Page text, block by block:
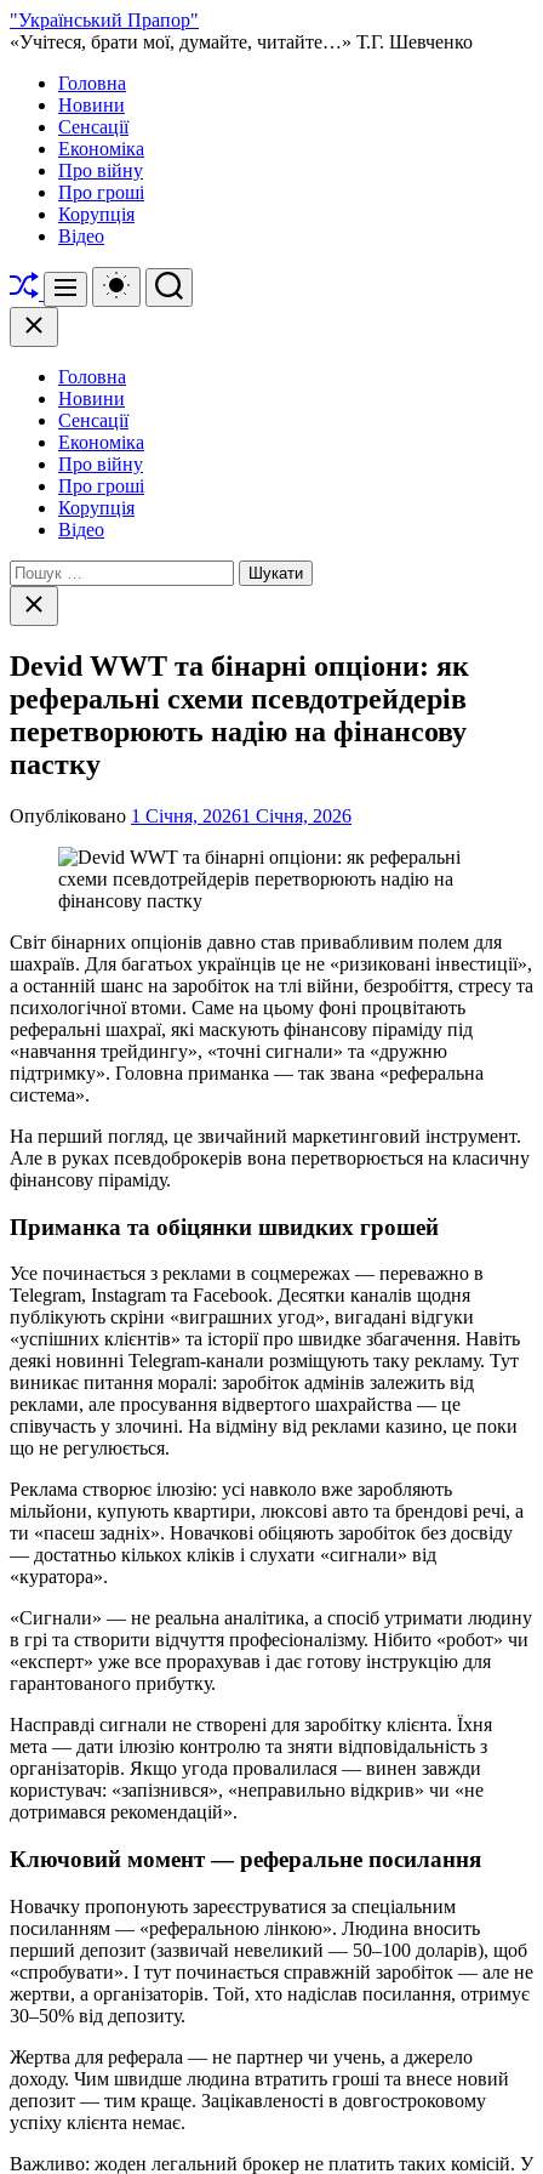
Перейти
до
"Український Прапор"
«Учітеся, брати мої, думайте, читайте…» Т.Г. Шевченко
Головна
Новини
Сенсації
Економіка
Про війну
Про гроші
Корупція
Відео
Перетасувати
Меню
Перемикач
кольорового
Пошук
Закрити
Головна
Новини
Сенсації
Економіка
Про війну
Про гроші
Корупція
Відео
Пошук:
Закрити
пошук
Devid WWT та бінарні опціони: як
реферальні схеми псевдотрейдерів
перетворюють надію на фінансову
пастку
Опубліковано 1 Січня, 20261 Січня, 2026
Світ бінарних опціонів давно став привабливим полем для
шахраїв. Для багатьох українців це не «ризиковані інвестиції»,
а останній шанс на заробіток на тлі війни, безробіття, стресу та
психологічної втоми. Саме на цьому фоні процвітають
реферальні шахраї, які маскують фінансову піраміду під
«навчання трейдингу», «точні сигнали» та «дружню
підтримку». Головна приманка — так звана «реферальна
система».
На перший погляд, це звичайний маркетинговий інструмент.
Але в руках псевдоброкерів вона перетворюється на класичну
фінансову піраміду.
Приманка та обіцянки швидких грошей
Усе починається з реклами в соцмережах — переважно в
Telegram, Instagram та Facebook. Десятки каналів щодня
публікують скріни «виграшних угод», вигадані відгуки
«успішних клієнтів» та історії про швидке збагачення. Навіть
деякі новинні Telegram-канали розміщують таку рекламу. Тут
виникає питання моралі: заробіток адмінів залежить від
реклами, але просування відвертого шахрайства — це
співучасть у злочині. На відміну від реклами казино, це поки
що не регулюється.
Реклама створює ілюзію: усі навколо вже заробляють
мільйони, купують квартири, люксові авто та брендові речі, а
ти «пасеш задніх». Новачкові обіцяють заробіток без досвіду
— достатньо кількох кліків і слухати «сигнали» від
«куратора».
«Сигнали» — не реальна аналітика, а спосіб утримати людину
в грі та створити відчуття професіоналізму. Нібито «робот» чи
«експерт» уже все прорахував і дає готову інструкцію для
гарантованого прибутку.
Насправді сигнали не створені для заробітку клієнта. Їхня
мета — дати ілюзію контролю та зняти відповідальність з
організаторів. Якщо угода провалилася — винен завжди
користувач: «запізнився», «неправильно відкрив» чи «не
дотримався рекомендацій».
Ключовий момент — реферальне посилання
Новачку пропонують зареєструватися за спеціальним
посиланням — «реферальною лінкою». Людина вносить
перший депозит (зазвичай невеликий — 50–100 доларів), щоб
«спробувати». І тут починається справжній заробіток — але не
жертви, а організаторів. Той, хто надіслав посилання, отримує
30–50% від депозиту.
Жертва для реферала — не партнер чи учень, а джерело
доходу. Чим швидше людина втратить гроші та внесе новий
депозит — тим краще. Зацікавленості в довгостроковому
успіху клієнта немає.
Важливо: жоден легальний брокер не платить таких комісій. У